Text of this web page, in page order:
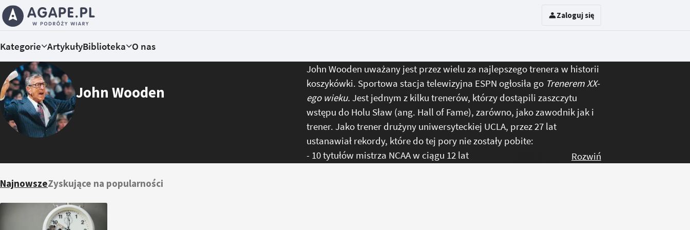
Zaloguj się
Kategorie ArtykułyBiblioteka O nas
John Wooden
John Wooden uważany jest przez wielu za najlepszego trenera w historii
koszykówki. Sportowa stacja telewizyjna ESPN ogłosiła go Trenerem XX-
ego wieku.Jest jednym z kilku trenerów, którzy dostąpili zaszczytu
wstępu do Holu Sław (ang. Hall of Fame), zarówno, jako zawodnik jak i
trener. Jako trener drużyny uniwersyteckiej UCLA, przez 27 lat
ustanawiał rekordy, które do tej pory nie zostały pobite:
- 10 tytułów mistrza NCAA w ciągu 12 lat
Rozwiń
NajnowszeZyskujące na popularności